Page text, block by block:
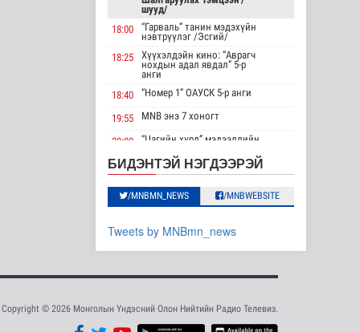
3 цаг 3 минутын өмнө
Канадын Ерөнхий
сайд АНУ-тай хийж
Дэлхийд
3 цаг 17 минутын өмнө
сая ам.долларын
төлбөр ногдуул..
Дэлхийд
Байгаль орчин
“Нүүрс пиролизийн
шууд/
18:00
“Гарваль” танин мэдэхүйн
нэвтрүүлэг /Эсгий/
18:25
Хүүхэлдэйн кино: “Аврагч
нохдын адал явдал” 5-р
анги
18:40
“Номер 1” ОАУСК 5-р анги
19:55 MNB энэ 7 хоногт
20:00
“Цагийн хүрд” мэдээллийн
20:40
MNB энэ 7 хоногт
20:45 Хөндөх сэдэв: Эмийн чанар
“Эргүүлэг” ОАУСК 5-р анги”
Баянхонгор аймгаас
БИДЭНТЭЙ НЭГДЭЭРЭЙ
/MNBMN_NEWS /MNBWEBSITE
Tweets by MNBmn_news
Copyright © 2026 Монголын Үндэсний Олон Нийтийн Радио Телевиз.